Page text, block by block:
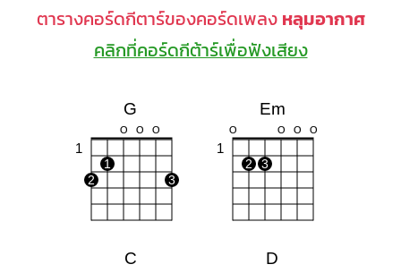
ตารางคอร์ดกีตาร์ของคอร์ดเพลง หลุมอากาศ
คลิกที่คอร์ดกีต้าร์เพื่อฟังเสียง
G
O O O
1
1
2
3
Em
O O O O
1
2 3
C D